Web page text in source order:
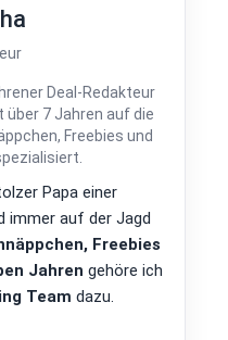
Deal-Redakteur
über 7 Jahren auf die
Freebies und
Papa einer
immer auf der Jagd
Freebies
Jahren gehöre ich
Team dazu.